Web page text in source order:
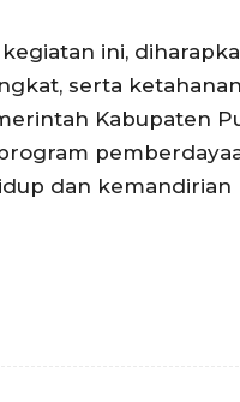
ini,
serta
Kabupaten
dan kemandirian